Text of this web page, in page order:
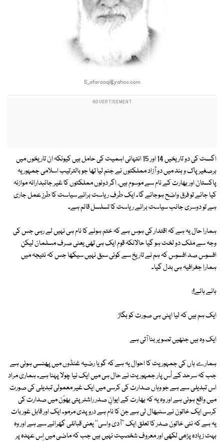
S_afarooqi@yahoo.com
اگست کی دو تاریخیں 14 اور 15 انتہائی اہمیت کی حامل ہیں کیونکہ ان تاریخوں میں
برصغیر پاک و ہند میں دو آزاد مملکتوں نے جنم لیا تھا جو بالترتیب اسلامی جمہوریہ
پاکستان اور بھارت کے نام سے موسوم ہیں، اگر دونوں مملکتوں کا غیر جانبدارانہ موازنہ
کیا جائے تو فرق واضح ہوجائے گا۔ ایک طرف ریاست برائے سیاست کا طرزِ عمل جاری
ہے تو دوسری جانب سیاست برائے ریاست کا تسلسل قائم ہے۔
ہمارا حال یہ ہے کہ اقتدار کی ہوس ہے کہ ختم ہونے کا نام ہی نہیں لے رہی جس کی
وجہ سے ملک دو لخت ہو گیا حالانکہ قوم ایک ہی تھی یعنی صرف مسلمان لیکن
افسوس صد افسوس کہ ہم نے تاریخ سے کوئی سبق نہیں سیکھا جس کہ نتیجہ میں
ہمارا جغرافیہ ہی بدل گیا۔
ہائے ہائے!:
ایک ہم ہیں کہ لیا اپنی ہی صورت کو بگاڑ
ایک وہ ہیں جنھیں تصویر بنا آتی ہے
ہمارے ہاں کی جمہوریت کا احوال یہ ہے کہ گویا رضیہ غنڈوں میں پھنسی ہوئی ہے
جب کہ سرحد کے اُس پار جمہوریت نے حال ہی میں ایک نیا چولا پہنا ہے۔ ہماری مراد
اس تبدیلی سے ہے جو وہاں صدارت کی کرسی میں ایک غیر معمولی تبدیلی کی صورت
میں واقع ہوئی ہے اور وہ یہ کہ بھارت کے ایوانِ صدر راشٹر پتی بھوَن میں صدارت کی
کرسی ایک خاتون نے سنبھال لی ہے جن کا نام ہے دروپدی مرمو۔ ایک اور قابل غور بات
یہ ہے کہ نئی خاتون صدر کا تعلق ایک ''آدی واسی'' یعنی قبائلی گھرانے سے ہے اور وہ
بہت زیادہ پڑھی لکھی اور معروف شخصیت نہیں ہیں جب کہ ماضی میں اِس عہدہ پر